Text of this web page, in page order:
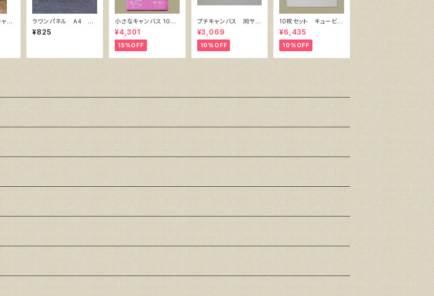
ラワンパネル A4 29
7㎜×210㎜
¥825
小さなキャンバス 10枚
セット（ホワイト塗りキャ
ンバス張り）
¥4,301
15%OFF
プチキャンバス 同サイ
ズ10枚セット
¥3,069
10%OFF
10枚セット キュービッ
ク・キャンバス白（縦150
㎜×横150㎜×厚38㎜）
¥6,435
10%OFF